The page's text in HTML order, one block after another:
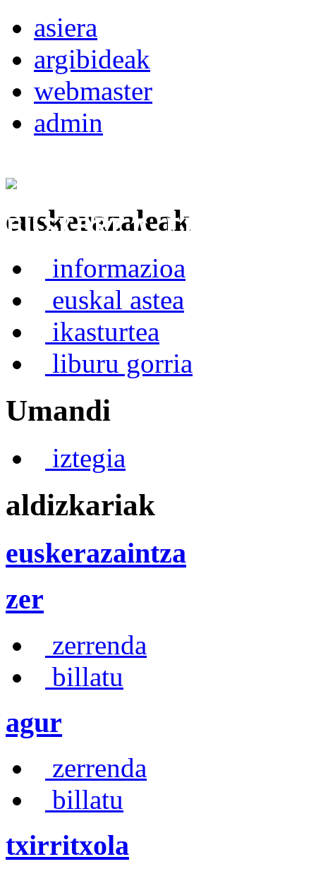
asiera
argibideak
webmaster
admin
Euskerea Erabilte
euskerazaleak
informazioa
euskal astea
ikasturtea
liburu gorria
Umandi
iztegia
aldizkariak
euskerazaintza
zer
zerrenda
billatu
agur
zerrenda
billatu
txirritxola